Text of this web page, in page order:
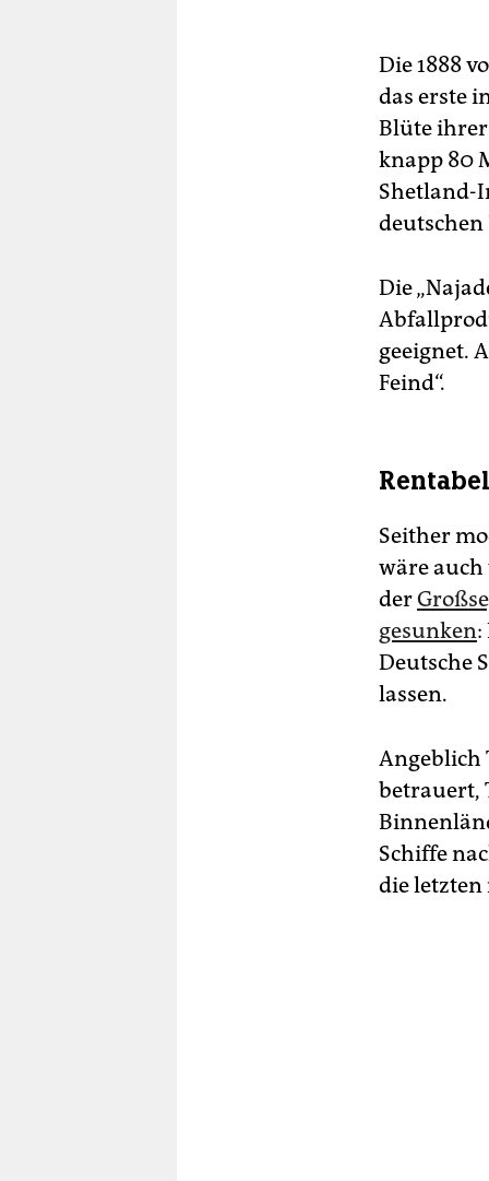
Die 1888
das erste
Blüte ihrer
knapp 80
Shetland-
deutschen
Die
geeignet.
Feind“.
Seither
wäre auch
der
gesunken:
Deutsche
lassen.
Angeblich
betrauert,
Schiffe
die